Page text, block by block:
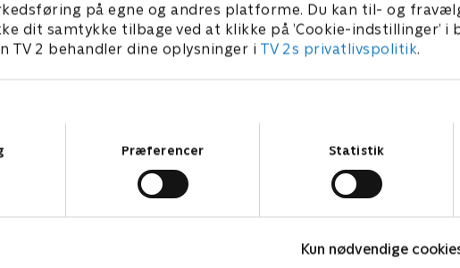
på egne og andres platforme. Du kan til- og
dit samtykke tilbage ved at klikke på ’Cookie-indstillinger’ i
TV 2 behandler dine oplysninger i TV 2s privatlivspolitik.
Præferencer Statistik
Kun nødvendige